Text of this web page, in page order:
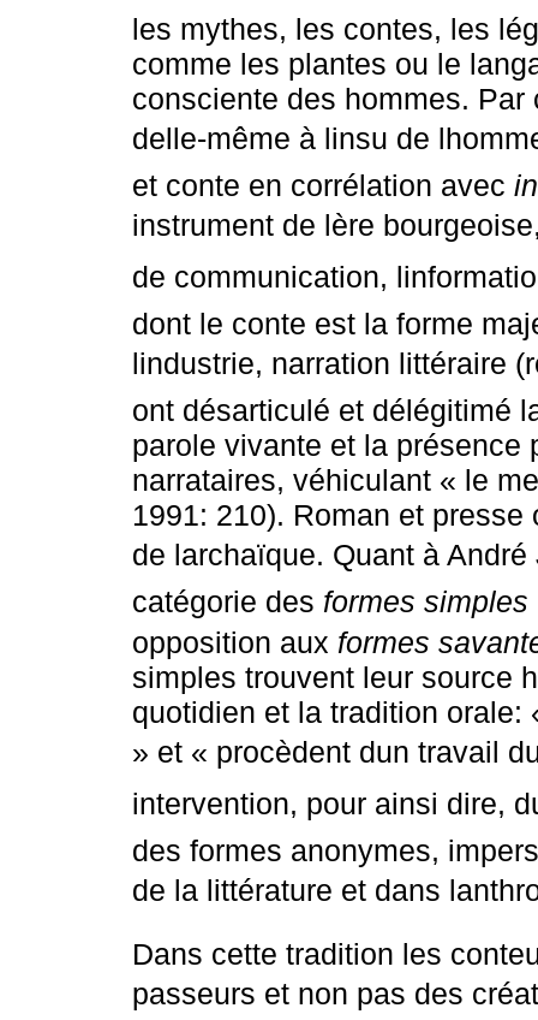
les mythes, les contes, les
comme les plantes ou le
consciente des hommes.
delle-même à linsu de
et conte en corrélation avec
instrument de lère
de communication,
dont le conte est la forme
lindustrie, narration littéraire
ont désarticulé et délégitimé
parole vivante et la présence
narrataires, véhiculant « le
1991: 210). Roman et
de larchaïque. Quant à
catégorie des formes simples
opposition aux formes
simples trouvent leur source
quotidien et la tradition
» et « procèdent dun travail
intervention, pour ainsi dire,
des formes anonymes,
de la littérature et dans
Dans cette tradition les
passeurs et non pas des